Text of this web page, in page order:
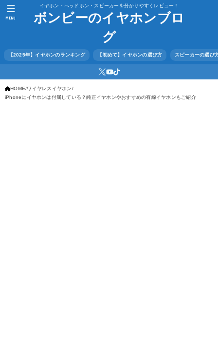
イヤホン・ヘッドホン・スピーカーを分かりやすくレビュー！
ボンビーのイヤホンブロ
グ
【2025年】イヤホンのランキング 【初めて】イヤホンの選び方 スピーカーの選び
MENU
HOME ワイヤレスイヤホン
iPhoneにイヤホンは付属している？純正イヤホンやおすすめの有線イヤホンもご紹介